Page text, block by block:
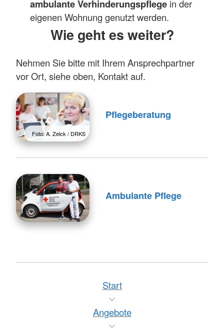
ambulante Verhinderungspflegein der
eigenen Wohnung genutzt werden.
Wie geht es weiter?
Nehmen Sie bitte mit Ihrem Ansprechpartner
vor Ort, siehe oben, Kontakt auf.
Foto: A. Zelck / DRKS
Pflegeberatung
Ambulante Pflege
Start
Angebote